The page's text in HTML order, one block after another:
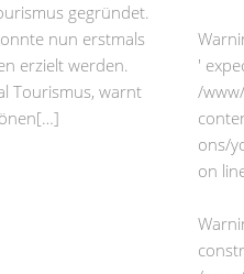
gegründet.
nun erstmals
erzielt werden.
Tourismus, warnt
'
/
ons/
on